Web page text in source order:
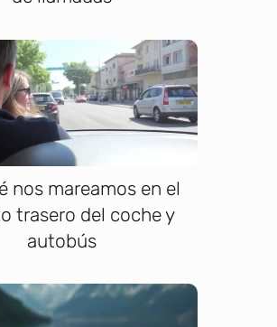
nos mareamos en el
trasero del coche y
autobús